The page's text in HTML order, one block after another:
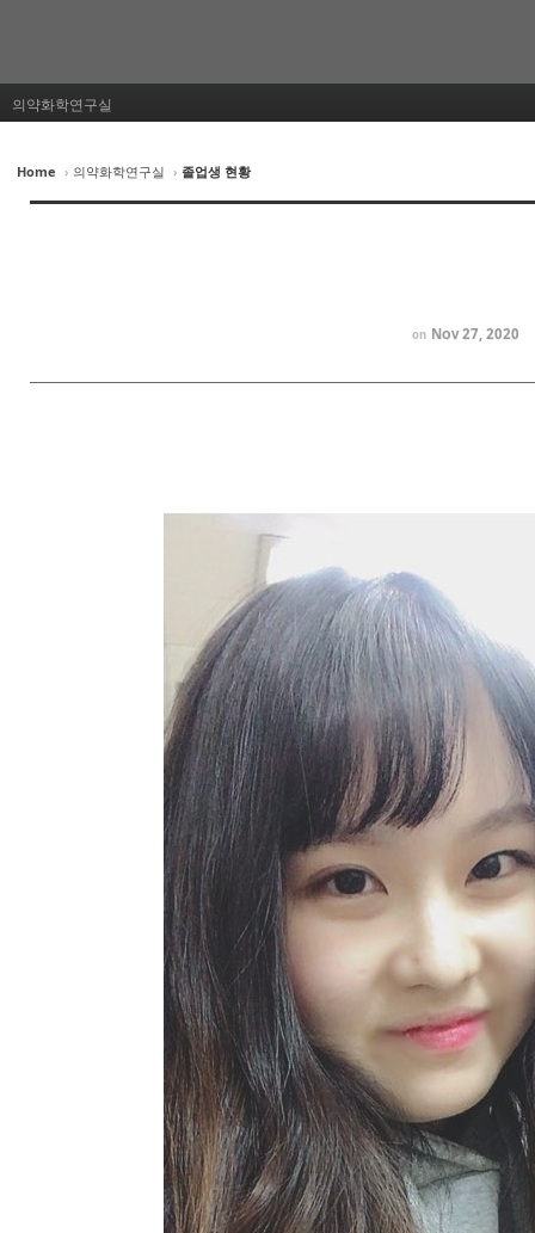
의약화학연구실
Home › 의약화학연구실 › 졸업생 현황
on Nov 27, 2020